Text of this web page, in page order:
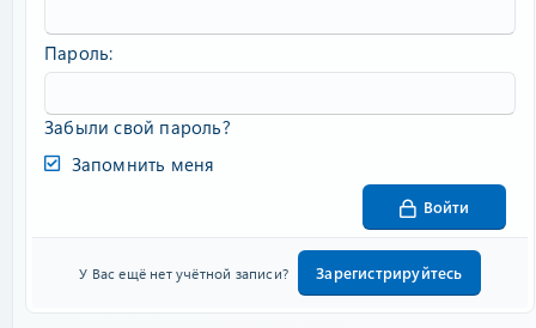
Пароль
Забыли свой пароль?
Запомнить меня
Войти
У Вас ещё нет учётной записи? Зарегистрируйтесь